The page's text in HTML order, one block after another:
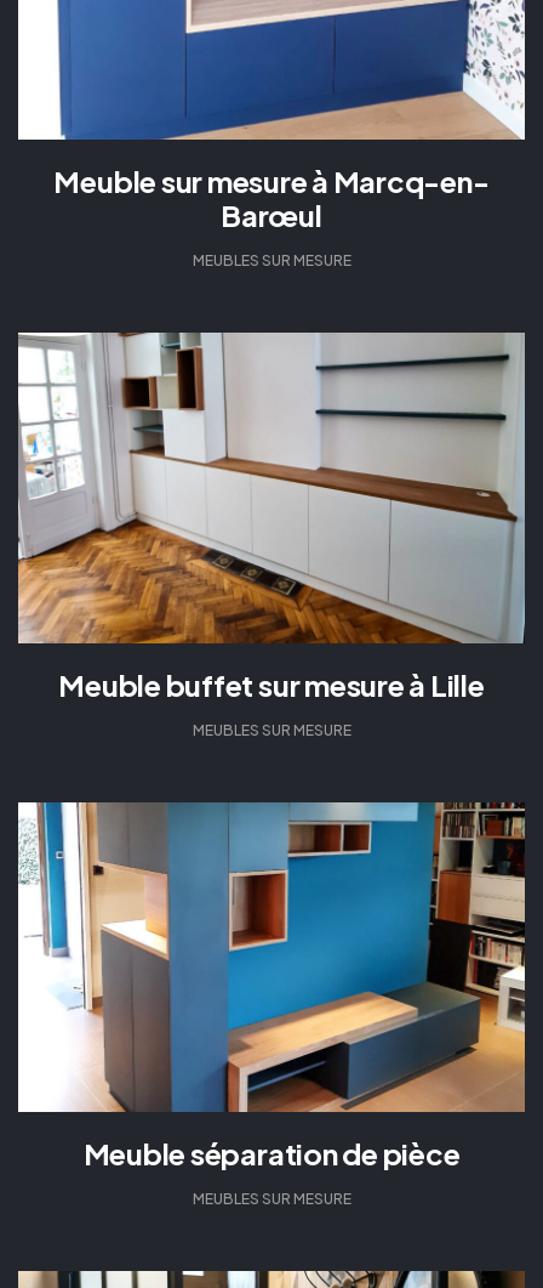
Meuble sur mesure à Marcq-en-
Barœul
MEUBLES SUR MESURE
Meuble buffet sur mesure à Lille
MEUBLES SUR MESURE
Meuble séparation de pièce
MEUBLES SUR MESURE